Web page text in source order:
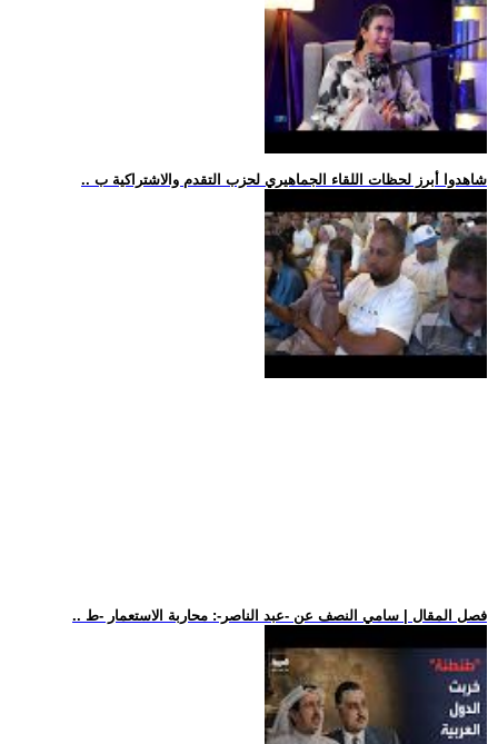
.. شاهدوا أبرز لحظات اللقاء الجماهيري لحزب التقدم والاشتراكية ب
.. فصل المقال | سامي النصف عن -عبد الناصر-: محاربة الاستعمار -ط